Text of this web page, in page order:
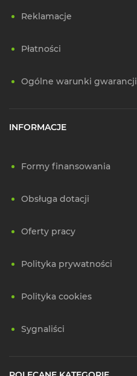
Reklamacje
Płatności
Ogólne warunki gwarancji
INFORMACJE
Formy finansowania
Obsługa dotacji
Oferty pracy
Polityka prywatności
Polityka cookies
Sygnaliści